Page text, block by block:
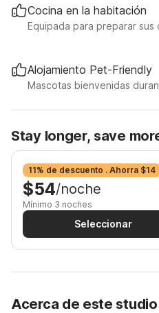
Cocina en la habitación
Equipada para preparar
Alojamiento Pet-Friendly
Mascotas bienvenidas
Stay longer, save
11% de descuento . Ahorra $14
$54/noche
Mínimo 3 noches
Seleccionar
Acerca de este studio